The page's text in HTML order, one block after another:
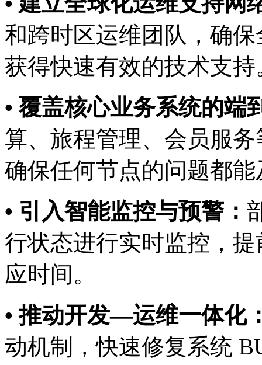
和跨时区运维团队，确
获得快速有效的技术支持
• 覆盖核心业务系统的端到
算、旅程管理、会员
确保任何节点的问题都
• 引入智能监控与预警：
行状态进行实时监控，
应时间。
• 推动开发—运维一体化
动机制，快速修复系统